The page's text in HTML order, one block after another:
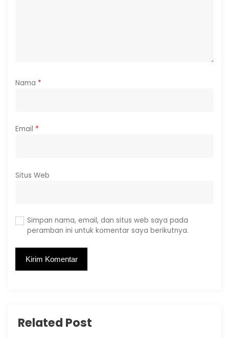
Nama *
Email *
Situs Web
Simpan nama, email, dan situs web saya pada
peramban ini untuk komentar saya berikutnya.
Related Post